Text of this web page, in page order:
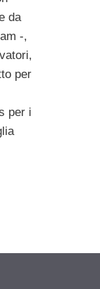
da
-,
per
per i